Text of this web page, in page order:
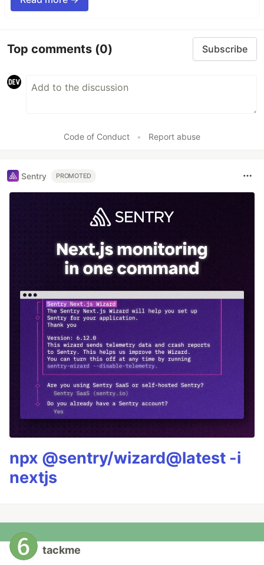
Top comments (0) Subscribe
Code of Conduct • Report abuse
Sentry PROMOTED
npx @sentry/wizard@latest -i
nextjs
tackme